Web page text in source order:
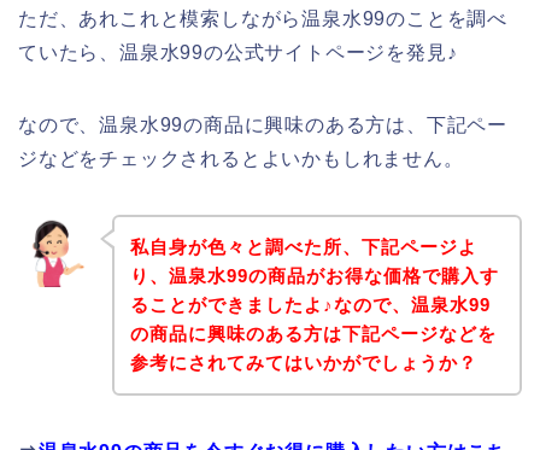
ただ、あれこれと模索しながら温泉水99のことを調べ
ていたら、温泉水99の公式サイトページを発見♪
なので、温泉水99の商品に興味のある方は、下記ペー
ジなどをチェックされるとよいかもしれません。
私自身が色々と調べた所、下記ページよ
り、温泉水99の商品がお得な価格で購入す
ることができましたよ♪なので、温泉水99
の商品に興味のある方は下記ページなどを
参考にされてみてはいかがでしょうか？